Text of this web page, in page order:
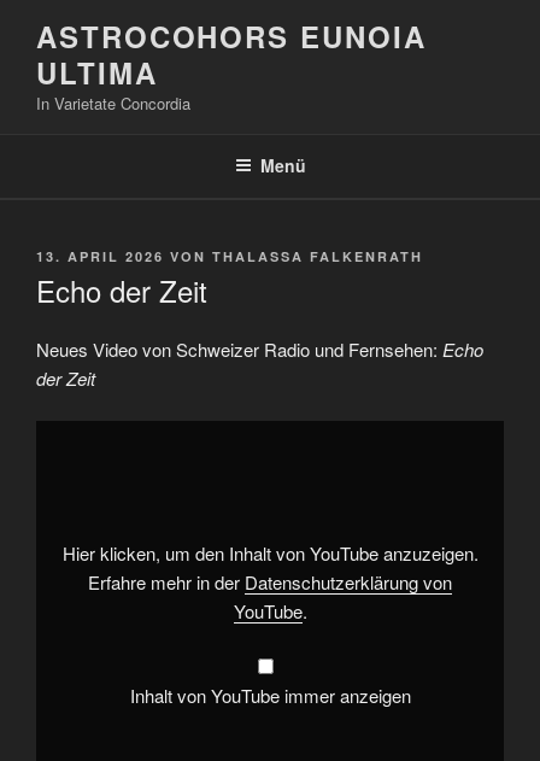
Inhalt
springen
ASTROCOHORS EUNOIA
ULTIMA
In Varietate Concordia
Menü
VERÖFFENTLICHT
13. APRIL 2026 VON THALASSA FALKENRATH
Echo der Zeit
Neues Video von Schweizer Radio und Fernsehen: Echo
der Zeit
„Echo
Hier klicken, um den Inhalt von YouTube anzuzeigen.
Erfahre mehr in der Datenschutzerklärung von
YouTube.
Inhalt von YouTube immer anzeigen